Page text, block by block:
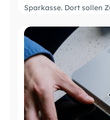
Sparkasse. Dort sollen